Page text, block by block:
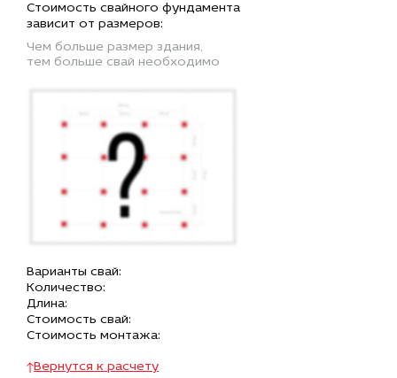
Стоимость свайного фундамента
зависит от размеров:
Чем больше размер здания,
тем больше свай необходимо
Варианты свай:
Количество:
Длина:
Стоимость свай:
Стоимость монтажа:
Вернутся к расчету